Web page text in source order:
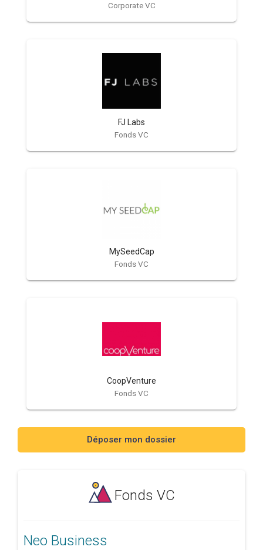
Corporate VC
FJ Labs
Fonds VC
MySeedCap
Fonds VC
CoopVenture
Fonds VC
Déposer mon dossier
Fonds VC
Neo Business